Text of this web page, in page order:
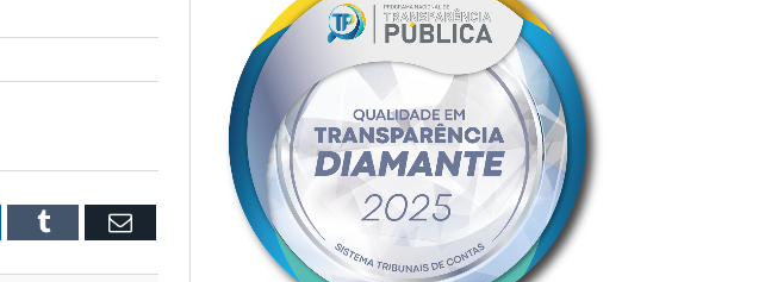
Tumblr Email